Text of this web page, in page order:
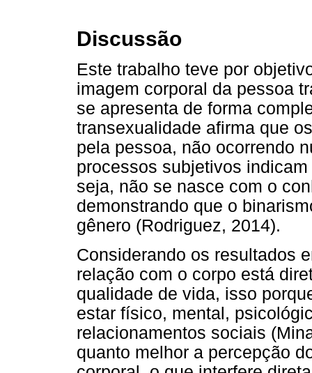
Discussão
Este trabalho teve por
imagem corporal da pessoa
se apresenta de forma
transexualidade afirma que
pela pessoa, não ocorrendo
processos subjetivos
seja, não se nasce com o
demonstrando que o
gênero (Rodriguez, 2014).
Considerando os resultados
relação com o corpo está
qualidade de vida, isso
estar físico, mental,
relacionamentos sociais
quanto melhor a percepção